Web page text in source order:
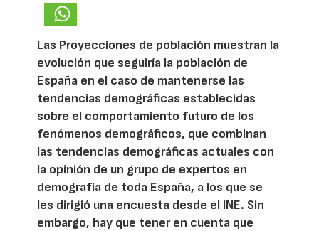
Las Proyecciones de población muestran la
evolución que seguiría la población de
España en el caso de mantenerse las
tendencias demográficas establecidas
sobre el comportamiento futuro de los
fenómenos demográficos, que combinan
las tendencias demográficas actuales con
la opinión de un grupo de expertos en
demografía de toda España, a los que se
les dirigió una encuesta desde el INE. Sin
embargo, hay que tener en cuenta que